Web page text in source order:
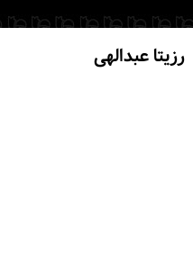
کمیته‌های انجمن
رزیتا عبدالهی